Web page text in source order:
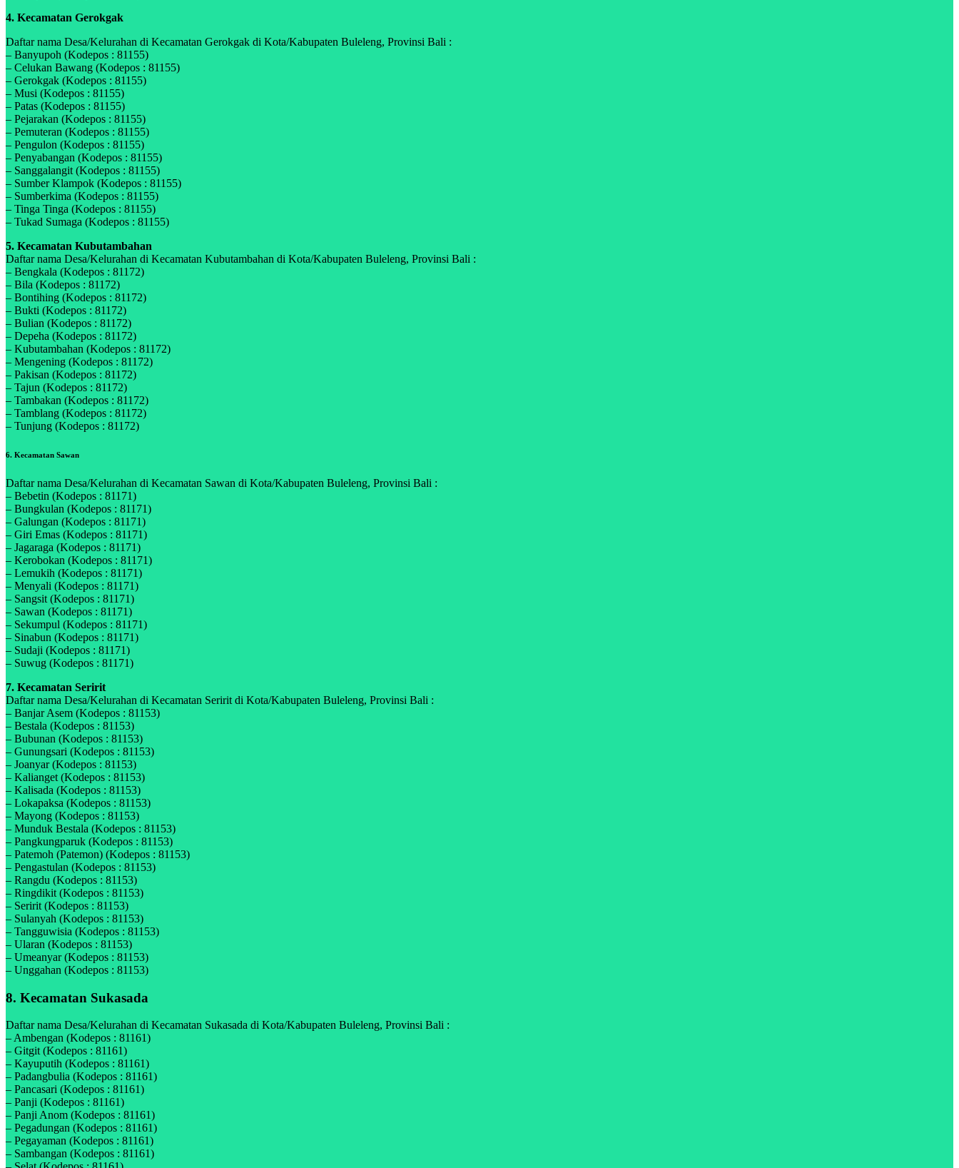
4. Kecamatan Gerokgak
Daftar nama Desa/Kelurahan di Kecamatan Gerokgak di Kota/Kabupaten Buleleng, Provinsi Bali :
– Banyupoh (Kodepos : 81155)
– Celukan Bawang (Kodepos : 81155)
– Gerokgak (Kodepos : 81155)
– Musi (Kodepos : 81155)
– Patas (Kodepos : 81155)
– Pejarakan (Kodepos : 81155)
– Pemuteran (Kodepos : 81155)
– Pengulon (Kodepos : 81155)
– Penyabangan (Kodepos : 81155)
– Sanggalangit (Kodepos : 81155)
– Sumber Klampok (Kodepos : 81155)
– Sumberkima (Kodepos : 81155)
– Tinga Tinga (Kodepos : 81155)
– Tukad Sumaga (Kodepos : 81155)
5. Kecamatan Kubutambahan
Daftar nama Desa/Kelurahan di Kecamatan Kubutambahan di Kota/Kabupaten Buleleng, Provinsi Bali :
– Bengkala (Kodepos : 81172)
– Bila (Kodepos : 81172)
– Bontihing (Kodepos : 81172)
– Bukti (Kodepos : 81172)
– Bulian (Kodepos : 81172)
– Depeha (Kodepos : 81172)
– Kubutambahan (Kodepos : 81172)
– Mengening (Kodepos : 81172)
– Pakisan (Kodepos : 81172)
– Tajun (Kodepos : 81172)
– Tambakan (Kodepos : 81172)
– Tamblang (Kodepos : 81172)
– Tunjung (Kodepos : 81172)
6. Kecamatan Sawan
Daftar nama Desa/Kelurahan di Kecamatan Sawan di Kota/Kabupaten Buleleng, Provinsi Bali :
– Bebetin (Kodepos : 81171)
– Bungkulan (Kodepos : 81171)
– Galungan (Kodepos : 81171)
– Giri Emas (Kodepos : 81171)
– Jagaraga (Kodepos : 81171)
– Kerobokan (Kodepos : 81171)
– Lemukih (Kodepos : 81171)
– Menyali (Kodepos : 81171)
– Sangsit (Kodepos : 81171)
– Sawan (Kodepos : 81171)
– Sekumpul (Kodepos : 81171)
– Sinabun (Kodepos : 81171)
– Sudaji (Kodepos : 81171)
– Suwug (Kodepos : 81171)
7. Kecamatan Seririt
Daftar nama Desa/Kelurahan di Kecamatan Seririt di Kota/Kabupaten Buleleng, Provinsi Bali :
– Banjar Asem (Kodepos : 81153)
– Bestala (Kodepos : 81153)
– Bubunan (Kodepos : 81153)
– Gunungsari (Kodepos : 81153)
– Joanyar (Kodepos : 81153)
– Kalianget (Kodepos : 81153)
– Kalisada (Kodepos : 81153)
– Lokapaksa (Kodepos : 81153)
– Mayong (Kodepos : 81153)
– Munduk Bestala (Kodepos : 81153)
– Pangkungparuk (Kodepos : 81153)
– Patemoh (Patemon) (Kodepos : 81153)
– Pengastulan (Kodepos : 81153)
– Rangdu (Kodepos : 81153)
– Ringdikit (Kodepos : 81153)
– Seririt (Kodepos : 81153)
– Sulanyah (Kodepos : 81153)
– Tangguwisia (Kodepos : 81153)
– Ularan (Kodepos : 81153)
– Umeanyar (Kodepos : 81153)
– Unggahan (Kodepos : 81153)
8. Kecamatan Sukasada
Daftar nama Desa/Kelurahan di Kecamatan Sukasada di Kota/Kabupaten Buleleng, Provinsi Bali :
– Ambengan (Kodepos : 81161)
– Gitgit (Kodepos : 81161)
– Kayuputih (Kodepos : 81161)
– Padangbulia (Kodepos : 81161)
– Pancasari (Kodepos : 81161)
– Panji (Kodepos : 81161)
– Panji Anom (Kodepos : 81161)
– Pegadungan (Kodepos : 81161)
– Pegayaman (Kodepos : 81161)
– Sambangan (Kodepos : 81161)